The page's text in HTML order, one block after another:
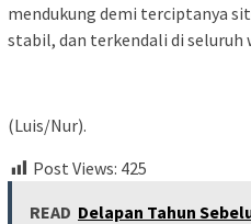
mendukung demi terciptanya
stabil, dan terkendali di seluruh
(Luis/Nur).
Post Views: 425
READ Delapan Tahun